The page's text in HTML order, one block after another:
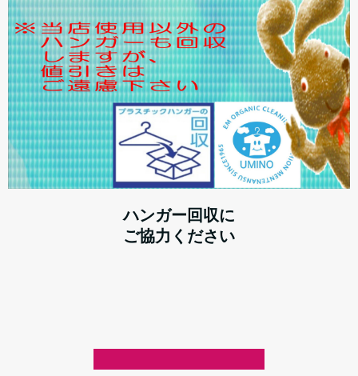
ハンガー回収に
ご協力ください